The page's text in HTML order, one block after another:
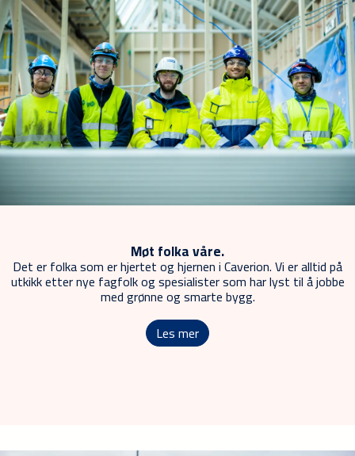
Møt folka våre.
Det er folka som er hjertet og hjernen i Caverion. Vi er alltid på
utkikk etter nye fagfolk og spesialister som har lyst til å jobbe
med grønne og smarte bygg.
Les mer